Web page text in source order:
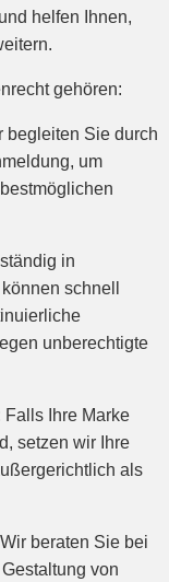
helfen Ihnen,
gehören:
begleiten Sie durch
um
in
schnell
unberechtigte
Falls Ihre Marke
setzen wir Ihre
als
Wir beraten Sie bei
von